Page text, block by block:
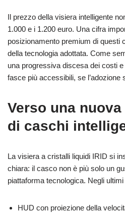
Il prezzo della visiera intelligente
1.000 e i 1.200 euro. Una cifra
posizionamento premium di questi
della tecnologia adottata. Come
una progressiva discesa dei costi
fasce più accessibili, se l’adozione
Verso una
di caschi
La visiera a cristalli liquidi IRID si
chiara: il casco non è più solo un
piattaforma tecnologica. Negli
HUD con proiezione della